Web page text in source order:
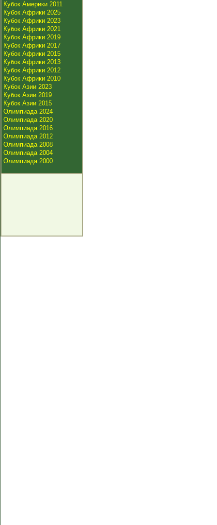
Кубок Америки 2011
Кубок Африки 2025
Кубок Африки 2023
Кубок Африки 2021
Кубок Африки 2019
Кубок Африки 2017
Кубок Африки 2015
Кубок Африки 2013
Кубок Африки 2012
Кубок Африки 2010
Кубок Азии 2023
Кубок Азии 2019
Кубок Азии 2015
Олимпиада 2024
Олимпиада 2020
Олимпиада 2016
Олимпиада 2012
Олимпиада 2008
Олимпиада 2004
Олимпиада 2000